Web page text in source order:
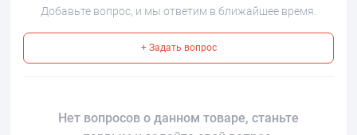
Добавьте вопрос, и мы ответим в ближайшее время.
+ Задать вопрос
Нет вопросов о данном товаре, станьте